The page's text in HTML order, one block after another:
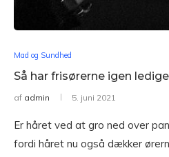
Mad og Sundhed
Så har frisørerne igen
af admin 5. juni 2021
Er håret ved at gro ned over
fordi håret nu også dækker